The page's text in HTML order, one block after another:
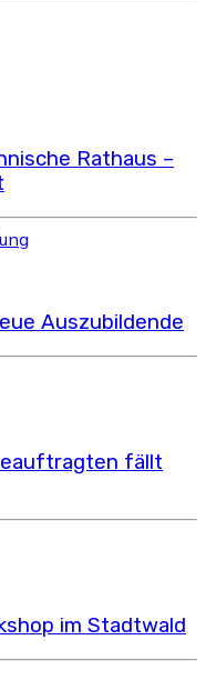
Rathaus –
Auszubildende
fällt
im Stadtwald